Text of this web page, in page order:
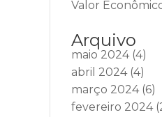
Valor
Arquivo
maio 2024(4)
abril 2024(4)
março 2024(6)
fevereiro 2024